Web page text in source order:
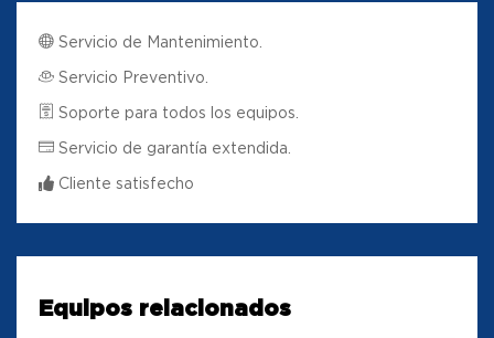
Servicio de Mantenimiento.
Servicio Preventivo.
Soporte para todos los equipos.
Servicio de garantía extendida.
Cliente satisfecho
Equipos relacionados